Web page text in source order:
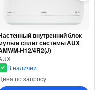
внутренний блок
сплит системы AUX
H12/4R2(J)
В наличии
по запросу